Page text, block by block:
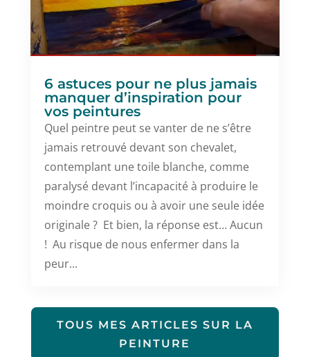
6 astuces pour ne plus jamais
manquer d’inspiration pour
vos peintures
Quel peintre peut se vanter de ne s’être
jamais retrouvé devant son chevalet,
contemplant une toile blanche, comme
paralysé devant l’incapacité à produire le
moindre croquis ou à avoir une seule idée
originale ? Et bien, la réponse est… Aucun
! Au risque de nous enfermer dans la
peur...
TOUS MES ARTICLES SUR LA
PEINTURE